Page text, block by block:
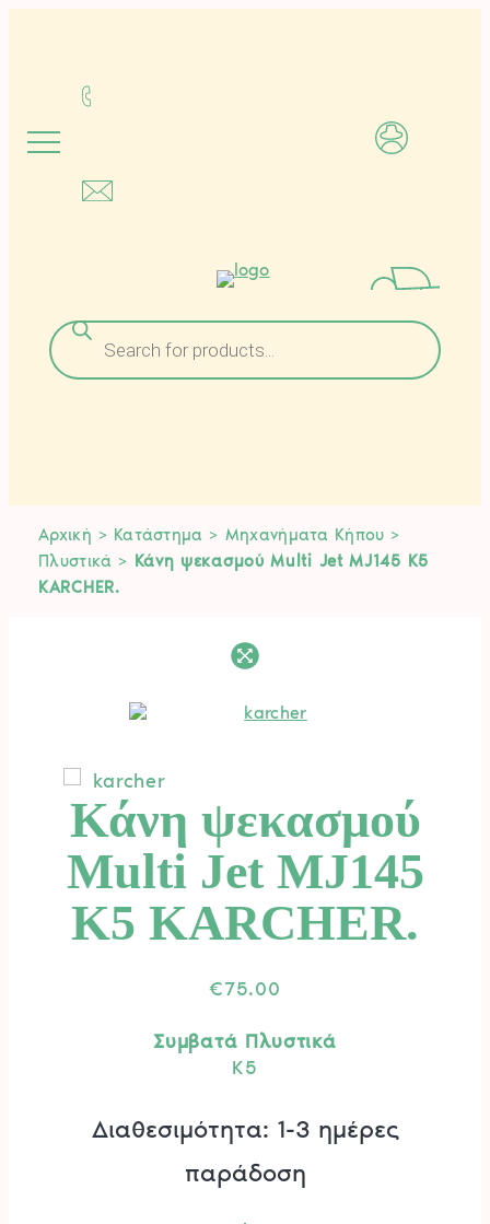
Αναζήτηση
προϊόντων
Αρχική > Κατάστημα > Μηχανήματα Κήπου >
Πλυστικά > Κάνη ψεκασμού Multi Jet MJ145 K5
KARCHER.
Κάνη ψεκασμού
Multi Jet MJ145
K5 KARCHER.
€75.00
Συμβατά Πλυστικά
K5
Διαθεσιμότητα: 1-3 ημέρες
παράδοση